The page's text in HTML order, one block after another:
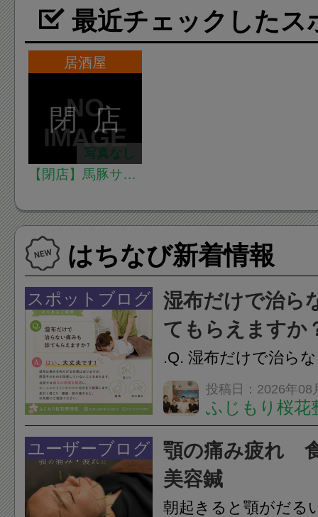
最近チェックしたス
居酒屋
写真なし
閉 店
【閉店】馬豚サン
はちなび新着情報
スポットブログ
湿布だけで治ら
てもらえますか
.Q. 湿布だけで治ら
らえますか？A. はい
湿布は痛みを和らげ
すが、原因そのもの
いこともあります。
原因を確認し、お一
投稿日：2026年08
ふじもり桜花
ユーザーブログ
顎の痛み疲れ
美容鍼
朝起きると顎がだる